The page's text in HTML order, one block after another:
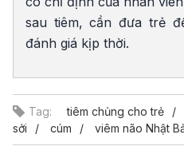
sau tiêm, cần đưa trẻ
đánh giá kịp thời.
Tag: tiêm chủng cho trẻ
sởi
cúm viêm não Nhật